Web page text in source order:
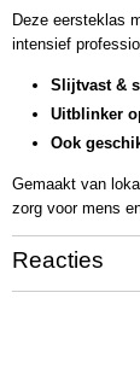
Deze eersteklas
intensief
Slijtvast &
Uitblinker
Ook
Gemaakt van
zorg voor mens
Reacties